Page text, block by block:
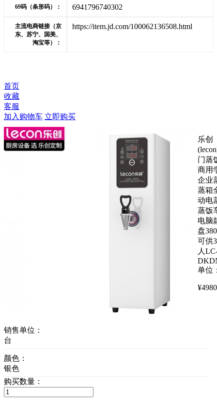
69码（条形码）： 6941796740302
主流电商链接（京
东、苏宁、国美、
淘宝等）：
https://item.jd.com/100062136508.html
首页
收藏
客服
加入购物车 立即购买
乐创
门蒸
商用
企业
蒸箱
动电
蒸饭
电脑
盘
可供
人
单位
¥
销售单位：
台
颜色：
银色
购买数量：